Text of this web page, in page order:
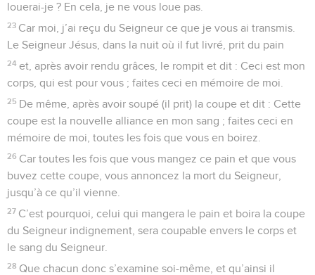
louerai-je ? En cela, je ne vous loue pas.
23 Car moi, j’ai reçu du Seigneur ce que je vous ai transmis.
Le Seigneur Jésus, dans la nuit où il fut livré, prit du pain
24 et, après avoir rendu grâces, le rompit et dit : Ceci est mon
corps, qui est pour vous ; faites ceci en mémoire de moi.
25 De même, après avoir soupé (il prit) la coupe et dit : Cette
coupe est la nouvelle alliance en mon sang ; faites ceci en
mémoire de moi, toutes les fois que vous en boirez.
26 Car toutes les fois que vous mangez ce pain et que vous
buvez cette coupe, vous annoncez la mort du Seigneur,
jusqu’à ce qu’il vienne.
27 C’est pourquoi, celui qui mangera le pain et boira la coupe
du Seigneur indignement, sera coupable envers le corps et
le sang du Seigneur.
28 Que chacun donc s’examine soi-même, et qu’ainsi il